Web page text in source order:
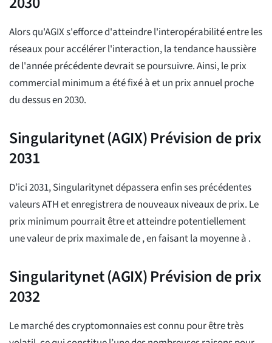
Alors qu'AGIX s'efforce d'atteindre l'interopérabilité entre les
réseaux pour accélérer l'interaction, la tendance haussière
de l'année précédente devrait se poursuivre. Ainsi, le prix
commercial minimum a été fixé àet un prix annuel proche
du dessusen 2030.
Singularitynet (AGIX) Prévision de prix
2031
D’ici 2031, Singularitynet dépassera enfin ses précédentes
valeurs ATH et enregistrera de nouveaux niveaux de prix. Le
prix minimum pourrait êtreet atteindre potentiellement
une valeur de prix maximale de, en faisant la moyenne à .
Singularitynet (AGIX) Prévision de prix
2032
Le marché des cryptomonnaies est connu pour être très